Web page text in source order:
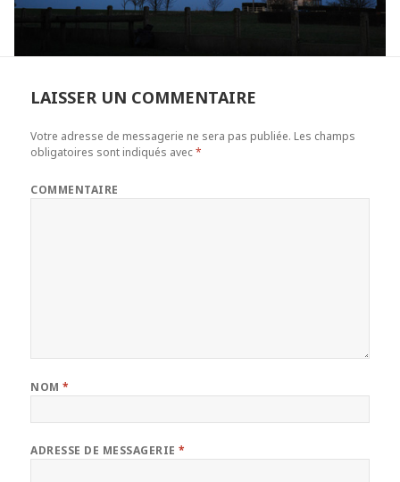
LAISSER UN COMMENTAIRE
Votre adresse de messagerie ne sera pas publiée. Les champs
obligatoires sont indiqués avec*
COMMENTAIRE
NOM*
ADRESSE DE MESSAGERIE*